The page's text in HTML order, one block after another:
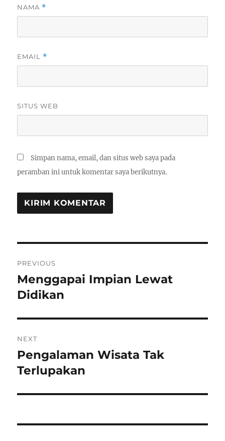
NAMA *
EMAIL *
SITUS WEB
Simpan nama, email, dan situs web saya pada
peramban ini untuk komentar saya berikutnya.
pos
PREVIOUS
Previous
post:
Menggapai Impian Lewat
Didikan
NEXT
Next
post:
Pengalaman Wisata Tak
Terlupakan